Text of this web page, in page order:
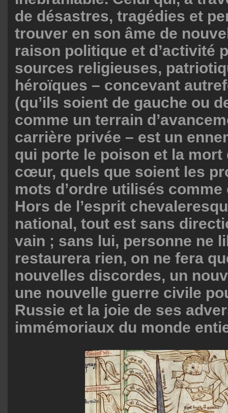
de désastres, tragédies et
trouver en son âme de
raison politique et d’activité
sources religieuses,
héroïques – concevant
(qu’ils soient de gauche ou
comme un terrain
carrière privée – est un
qui porte le poison et la mort
cœur, quels que soient les
mots d’ordre utilisés
Hors de l’esprit
national, tout est sans
vain ; sans lui, personne ne
restaurera rien, on ne fera
nouvelles discordes, un
une nouvelle guerre civile
Russie et la joie de ses
immémoriaux du monde